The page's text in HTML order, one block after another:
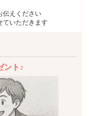
伝えください
ていただきます
ント♪